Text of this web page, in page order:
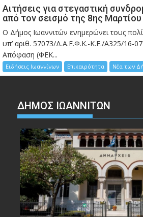
Αιτήσεις για στεγαστική
από τον σεισμό της 8ης Μαρτίου
Ο Δήμος Ιωαννιτών ενημερώνει τους
υπ’ αριθ. 57073/Δ.Α.Ε.Φ.Κ.-Κ.Ε./Α325/16-
Απόφαση (ΦΕΚ...
Ειδήσεις Ιωαννίνων Επικαιρότητα Νέα των
ΔΗΜΟΣ ΙΩΑΝΝΙΤΩΝ